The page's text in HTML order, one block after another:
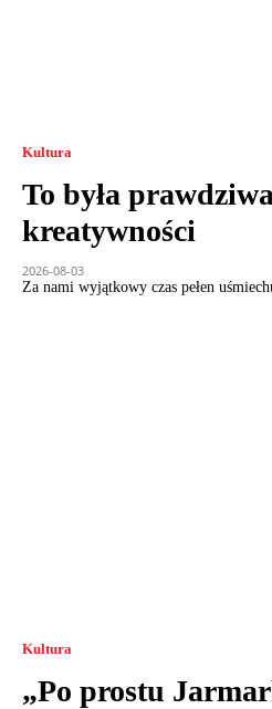
Kultura
To była
kreatywności
2026-08-03
Za nami wyjątkowy czas pełen
Kultura
„Po prostu